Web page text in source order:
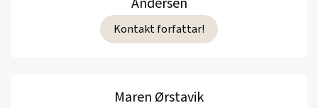
Kontakt forfattar!
Maren Ørstavik